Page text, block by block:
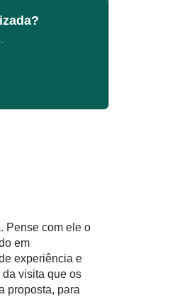
Pense com ele o
em
experiência e
visita que os
proposta, para